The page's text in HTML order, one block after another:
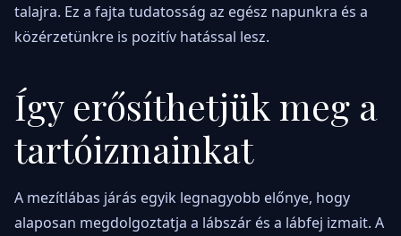
talajra. Ez a fajta tudatosság az egész napunkra és a
közérzetünkre is pozitív hatással lesz.
Így erősíthetjük meg a
tartóizmainkat
A mezítlábas járás egyik legnagyobb előnye, hogy
alaposan megdolgoztatja a lábszár és a lábfej izmait. A